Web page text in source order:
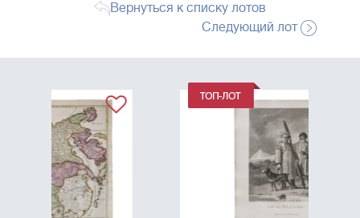
Вернуться к списку лотов
Следующий лот